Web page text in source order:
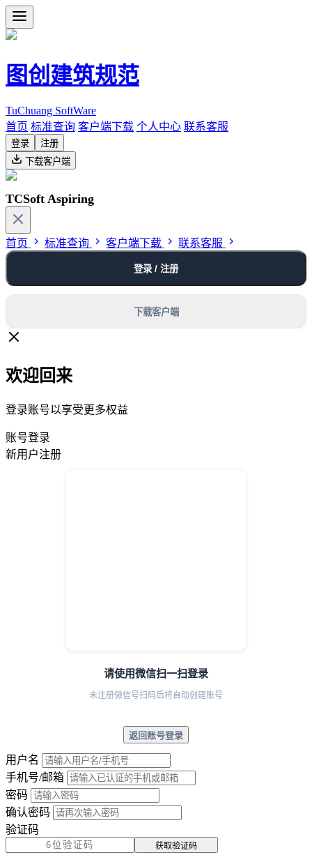
图创建筑规范
TuChuang SoftWare
首页 标准查询 客户端下载 个人中心 联系客服
登录
注册
下载客户端
TCSoft Aspiring
首页 标准查询 客户端下载 联系客服
登录 / 注册
下载客户端
欢迎回来
登录账号以享受更多权益
账号登录
新用户注册
请使用微信扫一扫登录
未注册微信号扫码后将自动创建账号
返回账号登录
用户名
手机号/邮箱
密码
确认密码
验证码
获取验证码